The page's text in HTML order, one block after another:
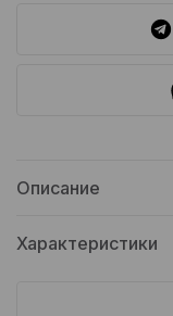
Описание
Характеристики